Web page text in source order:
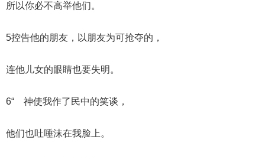
所以你必不高举他们。
5控告他的朋友，以朋友为可抢夺的，
连他儿女的眼睛也要失明。
6“ 神使我作了民中的笑谈，
他们也吐唾沫在我脸上。